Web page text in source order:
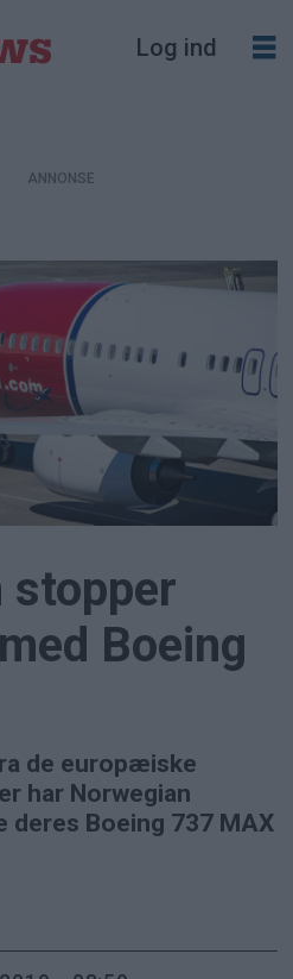
Log ind
stopper
Boeing
de europæiske
har Norwegian
Boeing 737 MAX